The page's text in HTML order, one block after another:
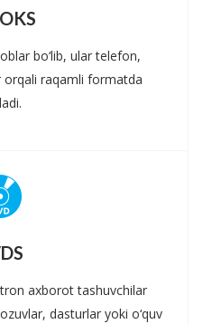
bo‘lib, ular telefon,
raqamli formatda
axborot tashuvchilar
dasturlar yoki o‘quv